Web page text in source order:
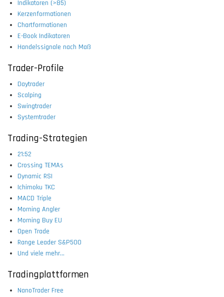
Indikatoren (>85)
Kerzenformationen
Chartformationen
E-Book Indikatoren
Handelssignale nach Maß
Trader-Profile
Daytrader
Scalping
Swingtrader
Systemtrader
Trading-Strategien
21:52
Crossing TEMAs
Dynamic RSI
Ichimoku TKC
MACD Triple
Morning Angler
Morning Buy EU
Open Trade
Range Leader S&P500
Und viele mehr...
Tradingplattformen
NanoTrader Free